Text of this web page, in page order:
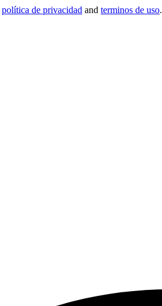
política de privacidad and terminos de uso.